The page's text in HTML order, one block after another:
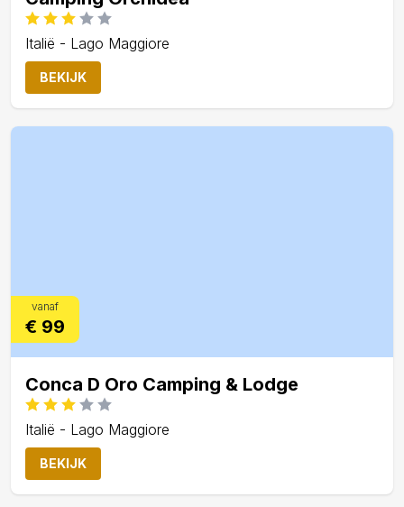
Italië - Lago Maggiore
BEKIJK
vanaf
€ 99
Conca D Oro Camping & Lodge
Italië - Lago Maggiore
BEKIJK